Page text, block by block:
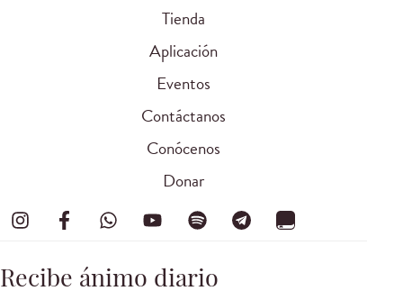
Tienda
Aplicación
Eventos
Contáctanos
Conócenos
Donar
Recibe ánimo diario